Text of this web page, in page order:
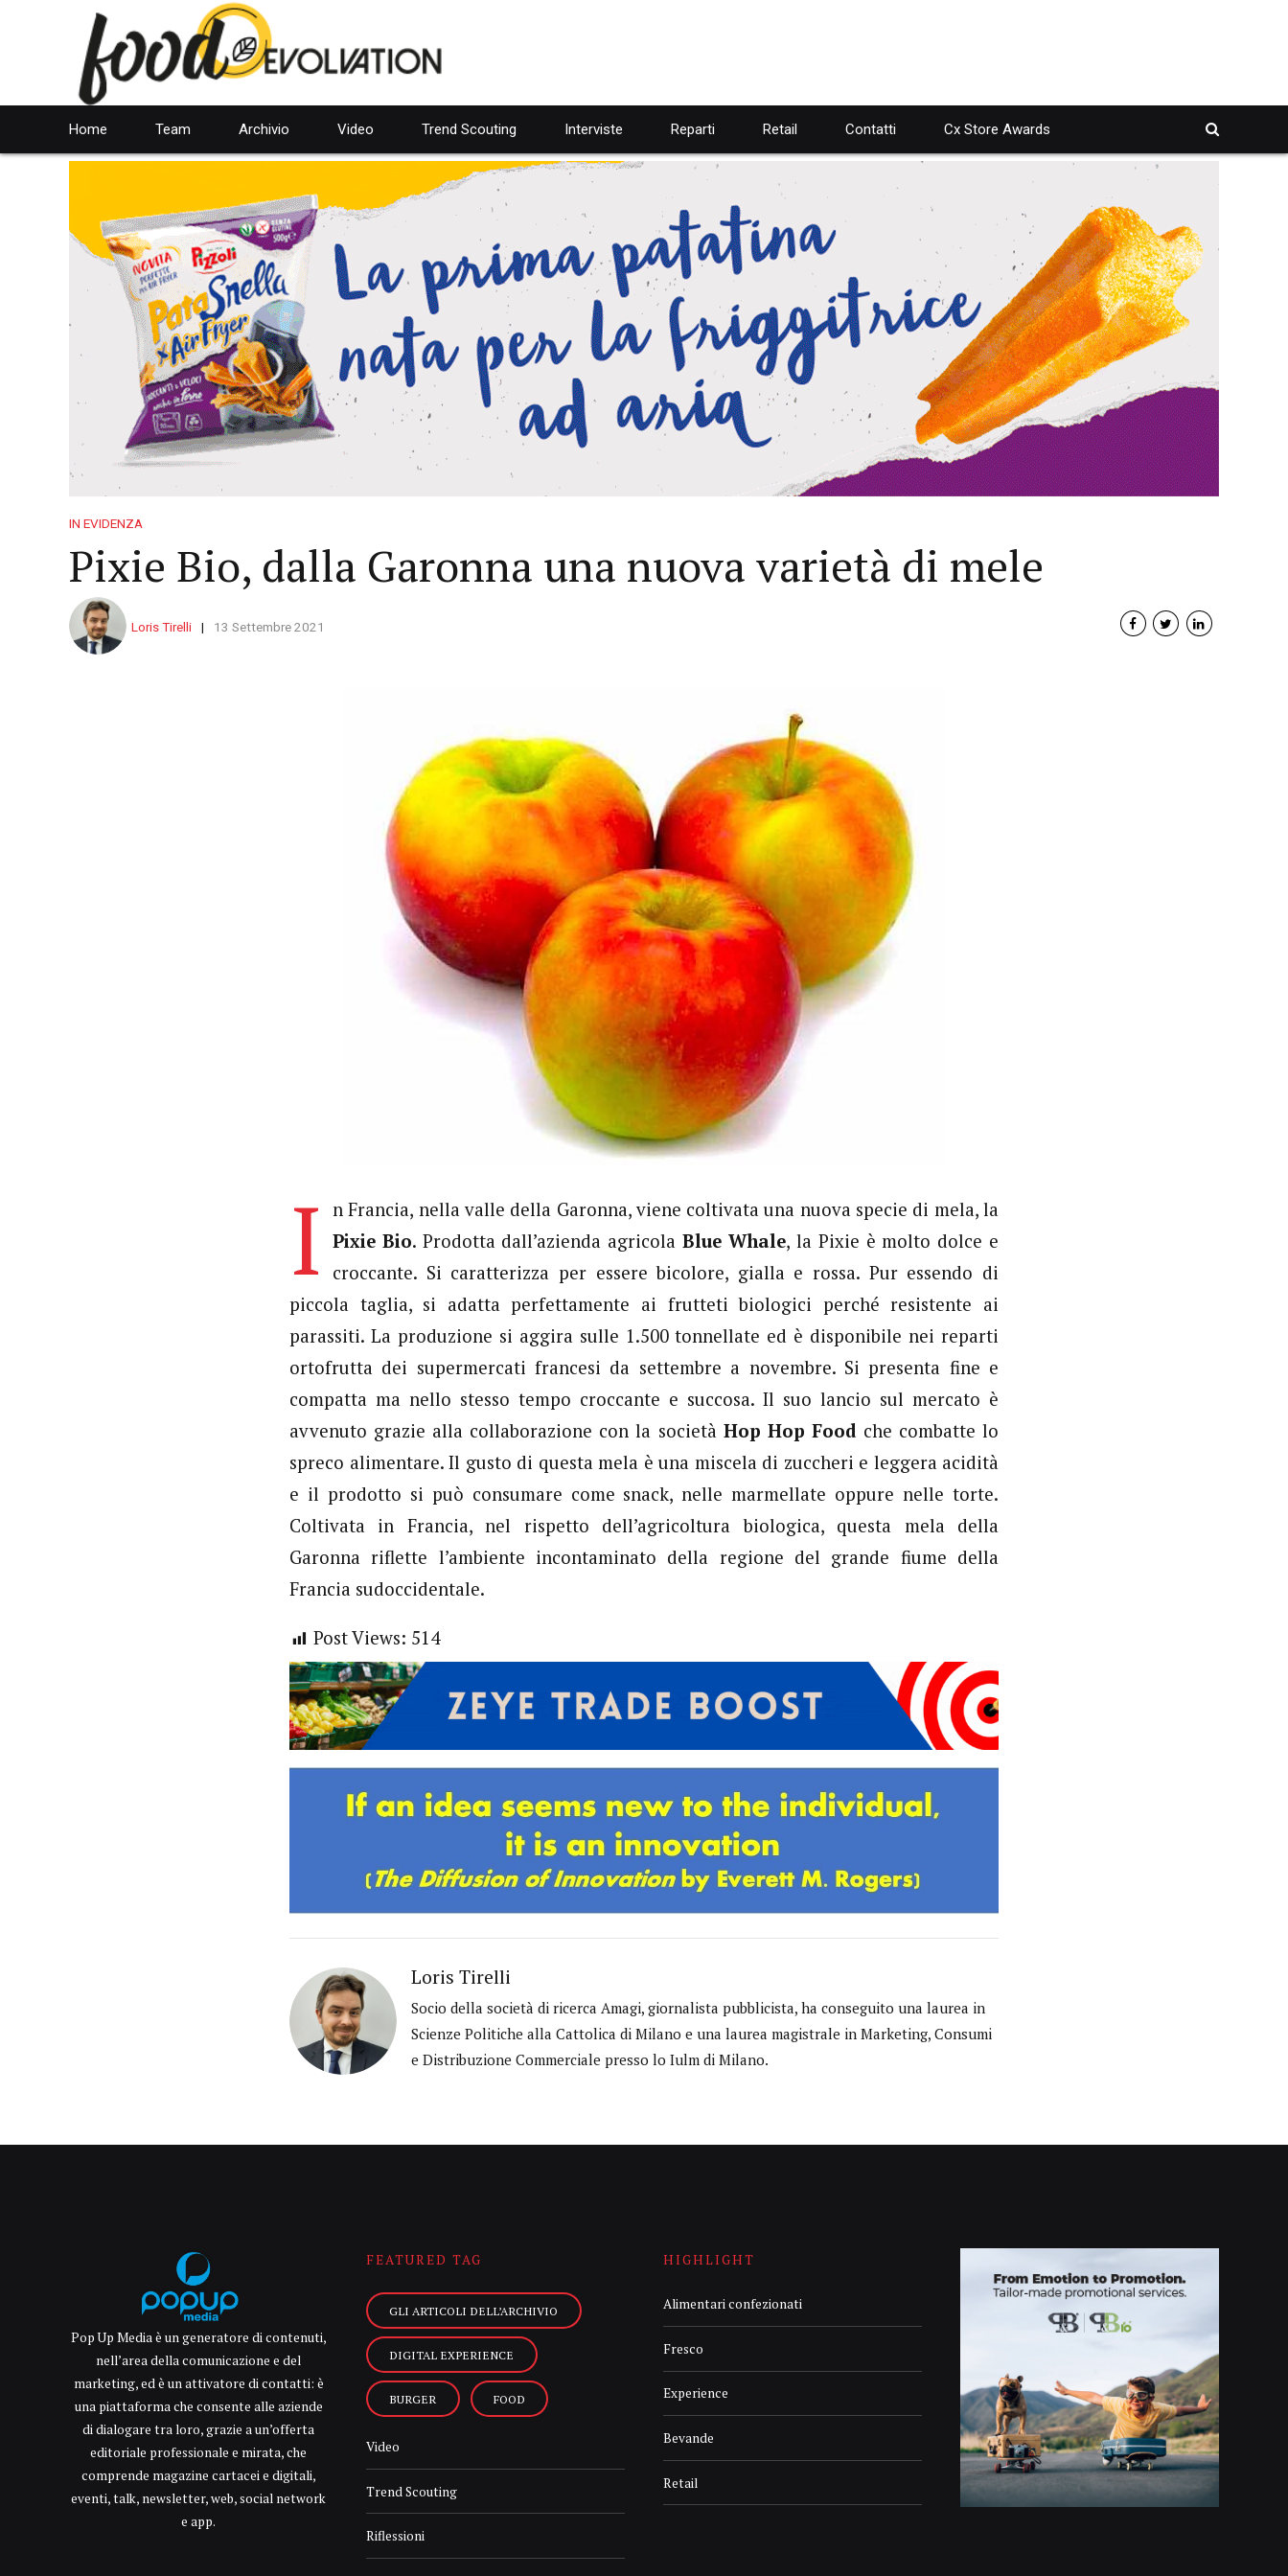
Home Team Archivio Video Trend Scouting Interviste Reparti Retail Contatti Cx Store Awards
IN EVIDENZA
Pixie Bio, dalla Garonna una nuova varietà di mele
Loris Tirelli 13 Settembre 2021
I
n Francia, nella valle della Garonna, viene coltivata una nuova specie di mela, la
Pixie Bio. Prodotta dall’azienda agricolaBlue Whale, la Pixie è molto dolce e
croccante. Si caratterizza per essere bicolore, gialla e rossa. Pur essendo di
piccola taglia, si adatta perfettamente ai frutteti biologici perché resistente ai
parassiti. La produzione si aggira sulle 1.500 tonnellate ed è disponibile nei reparti
ortofrutta dei supermercati francesi da settembre a novembre. Si presenta fine e
compatta ma nello stesso tempo croccante e succosa. Il suo lancio sul mercato è
avvenuto grazie alla collaborazione con la società Hop Hop Food che combatte lo
spreco alimentare. Il gusto di questa mela è una miscela di zuccheri e leggera acidità
e il prodotto si può consumare come snack, nelle marmellate oppure nelle torte.
Coltivata in Francia, nel rispetto dell’agricoltura biologica, questa mela della
Garonna riflette l’ambiente incontaminato della regione del grande fiume della
Francia sudoccidentale.
Post Views: 514
Loris Tirelli
Socio della società di ricerca Amagi, giornalista pubblicista, ha conseguito una laurea in
Scienze Politiche alla Cattolica di Milano e una laurea magistrale in Marketing, Consumi
e Distribuzione Commerciale presso lo Iulm di Milano.
Pop Up Media è un generatore di contenuti,
nell’area della comunicazione e del
marketing, ed è un attivatore di contatti: è
una piattaforma che consente alle aziende
di dialogare tra loro, grazie a un’offerta
editoriale professionale e mirata, che
comprende magazine cartacei e digitali,
eventi, talk, newsletter, web, social network
e app.
FEATURED TAG
GLI ARTICOLI DELL’ARCHIVIO
DIGITAL EXPERIENCE
BURGER FOOD
Video
Trend Scouting
Riflessioni
HIGHLIGHT
Alimentari confezionati
Fresco
Experience
Bevande
Retail